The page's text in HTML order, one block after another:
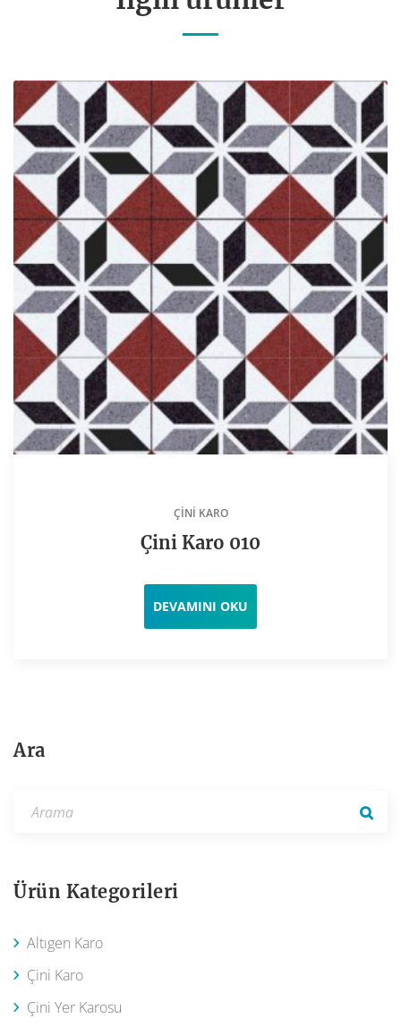
ÇINI KARO
Çini Karo 010
DEVAMINI OKU
Ara
Ürün Kategorileri
Altıgen Karo
Çini Karo
Çini Yer Karosu